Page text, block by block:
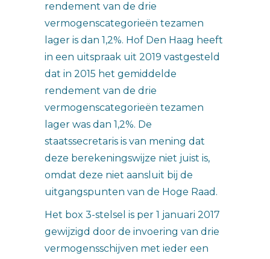
rendement van de drie
vermogenscategorieën tezamen
lager is dan 1,2%. Hof Den Haag heeft
in een uitspraak uit 2019 vastgesteld
dat in 2015 het gemiddelde
rendement van de drie
vermogenscategorieën tezamen
lager was dan 1,2%. De
staatssecretaris is van mening dat
deze berekeningswijze niet juist is,
omdat deze niet aansluit bij de
uitgangspunten van de Hoge Raad.
Het box 3-stelsel is per 1 januari 2017
gewijzigd door de invoering van drie
vermogensschijven met ieder een